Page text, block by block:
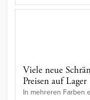
Viele neue
Preisen auf Lager
In mehreren Farben